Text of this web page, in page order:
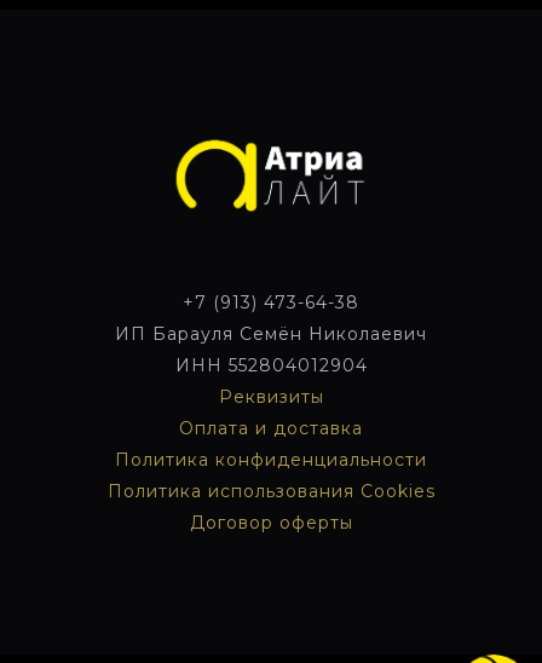
+7 (913) 473-64-38
ИП Барауля Семён Николаевич
ИНН 552804012904
Реквизиты
Оплата и доставка
Политика конфиденциальности
Политика использования Cookies
Договор оферты